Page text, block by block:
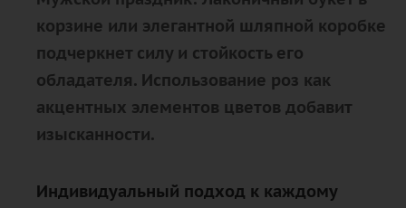
корзине или элегантной шляпной коробке
подчеркнет силу и стойкость его
обладателя. Использование роз как
акцентных элементов цветов добавит
изысканности.
Индивидуальный подход к каждому